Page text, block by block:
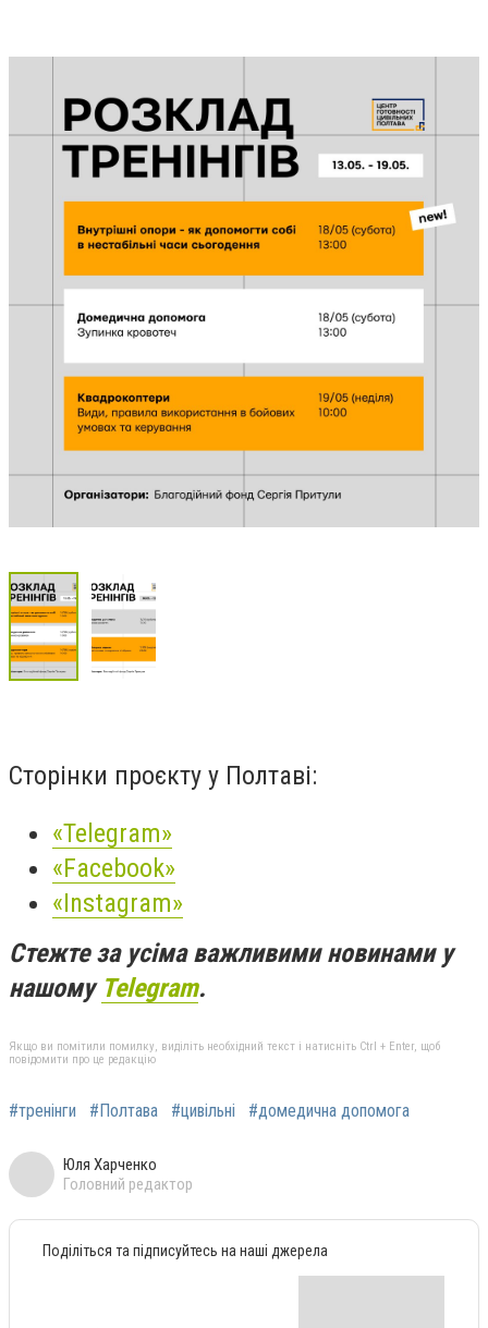
Сторінки проєкту у Полтаві:
«Telegram»
«Facebook»
«Instagram»
Стежте за усіма важливими новинами у
нашому Telegram.
Якщо ви помітили помилку, виділіть необхідний текст і натисніть Ctrl + Enter, щоб
повідомити про це редакцію
#тренінги #Полтава #цивільні #домедична допомога
Юля Харченко
Головний редактор
Поділіться та підписуйтесь на наші джерела